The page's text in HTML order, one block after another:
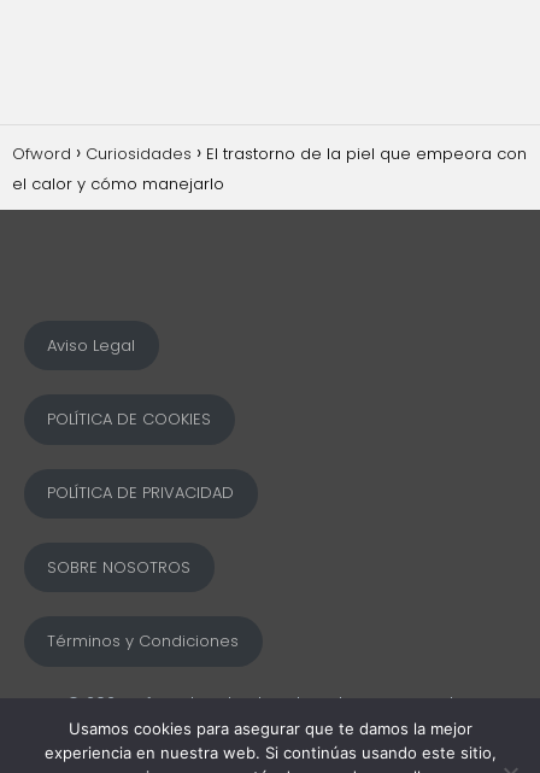
Ofword Curiosidades
El trastorno de la piel que empeora con
el calor y cómo manejarlo
Aviso Legal
POLÍTICA DE COOKIES
POLÍTICA DE PRIVACIDAD
SOBRE NOSOTROS
Términos y Condiciones
© 2025 Ofword Todos los derechos reservados
Usamos cookies para asegurar que te damos la mejor
experiencia en nuestra web. Si continúas usando este sitio,